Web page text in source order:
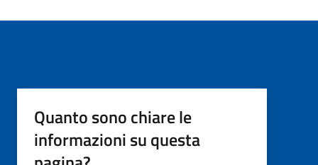
Quanto sono chiare le
informazioni su questa